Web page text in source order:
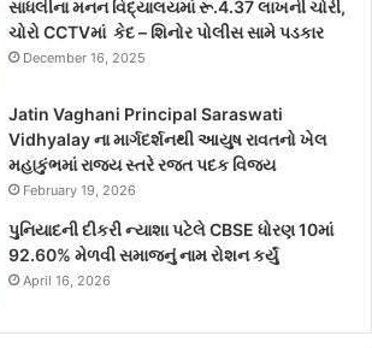
સાધલીના મનન વિદ્યાલયમાં રૂ.4.37 લાખની ચોરી,
ચોરો CCTVમાં કેદ – શિનોર પોલીસ સામે પડકાર
December 16, 2025
Jatin Vaghani Principal Saraswati
Vidhyalay ના માર્ગદર્શનથી આયુષ રાવતનો ખેલ
મહાકુંભમાં રાજ્ય સ્તરે રજત પદક વિજય
February 19, 2026
પુનિયાદની દીકરી ન્યાશા પટેલે CBSE ધોરણ 10માં
92.60% મેળવી સમાજનું નામ રોશન કર્યું
April 16, 2026